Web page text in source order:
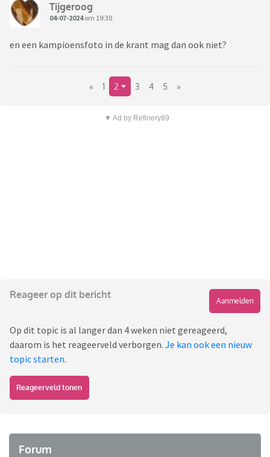
Tijgeroog
04-07-2024om 19:30
en een kampioensfoto in de krant mag dan ook niet?
« 1 2 3 4 5 »
▼ Ad by Refinery89
Reageer op dit bericht
Aanmelden
Op dit topic is al langer dan 4 weken niet gereageerd,
daarom is het reageerveld verborgen. Je kan ook een nieuw
topic starten.
Reageerveld tonen
Forum